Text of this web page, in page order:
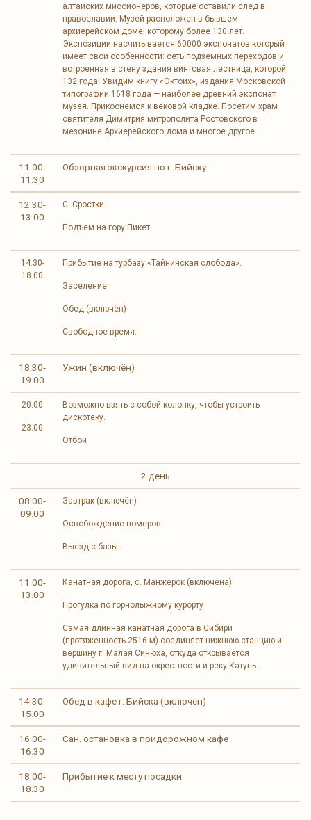
алтайских миссионеров, которые оставили след в
православии. Музей расположен в бывшем
архиерейском доме, которому более 130 лет.
Экспозиции насчитывается 60000 экспонатов который
имеет свои особенности: сеть подземных переходов и
встроенная в стену здания винтовая лестница, которой
132 года! Увидим книгу «Октоих», издания Московской
типографии 1618 года — наиболее древний экспонат
музея. Прикоснемся к вековой кладке. Посетим храм
святителя Димитрия митрополита Ростовского в
мезонине Архиерейского дома и многое другое.
11.00-
11.30
Обзорная экскурсия по г. Бийску
12.30-
13.00
С. Сростки
Подъем на гору Пикет
14.30-
18.00
Прибытие на турбазу «Тайнинская слобода».
Заселение.
Обед (включён)
Свободное время.
18.30-
19.00
Ужин (включён)
20.00
23.00
Возможно взять с собой колонку, чтобы устроить
дискотеку.
Отбой
2 день
08.00-
09.00
Завтрак (включён)
Освобождение номеров
Выезд с базы.
11.00-
13.00
Канатная дорога, с. Манжерок (включена)
Прогулка по горнолыжному курорту
Самая длинная канатная дорога в Сибири
(протяженность 2516 м) соединяет нижнюю станцию и
вершину г. Малая Синюха, откуда открывается
удивительный вид на окрестности и реку Катунь.
14.30-
15.00
Обед в кафе г. Бийска (включён)
16.00-
16.30
Сан. остановка в придорожном кафе
18.00-
18.30
Прибытие к месту посадки.